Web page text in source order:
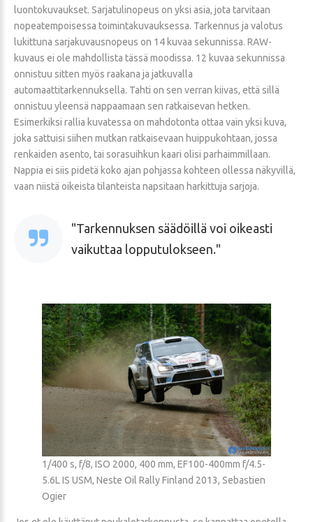
luontokuvaukset. Sarjatulinopeus on yksi asia, jota tarvitaan
nopeatempoisessa toimintakuvauksessa. Tarkennus ja valotus
lukittuna sarjakuvausnopeus on 14 kuvaa sekunnissa. RAW-
kuvaus ei ole mahdollista tässä moodissa. 12 kuvaa sekunnissa
onnistuu sitten myös raakana ja jatkuvalla
automaattitarkennuksella. Tahti on sen verran kiivas, että sillä
onnistuu yleensä nappaamaan sen ratkaisevan hetken.
Esimerkiksi rallia kuvatessa on mahdotonta ottaa vain yksi kuva,
joka sattuisi siihen mutkan ratkaisevaan huippukohtaan, jossa
renkaiden asento, tai sorasuihkun kaari olisi parhaimmillaan.
Nappia ei siis pidetä koko ajan pohjassa kohteen ollessa näkyvillä,
vaan niistä oikeista tilanteista napsitaan harkittuja sarjoja.
Tarkennuksen säädöillä voi oikeasti
vaikuttaa lopputulokseen.
1/400 s, f/8, ISO 2000, 400 mm, EF100-400mm f/4.5-
5.6L IS USM, Neste Oil Rally Finland 2013, Sebastien
Ogier